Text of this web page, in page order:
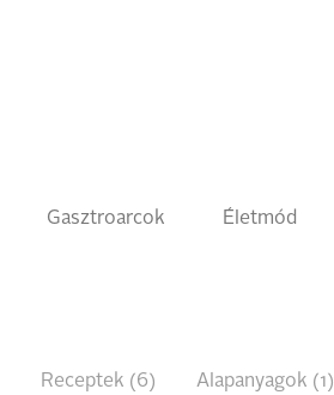
Gasztroarcok Életmód
Receptek (6) Alapanyagok (1)